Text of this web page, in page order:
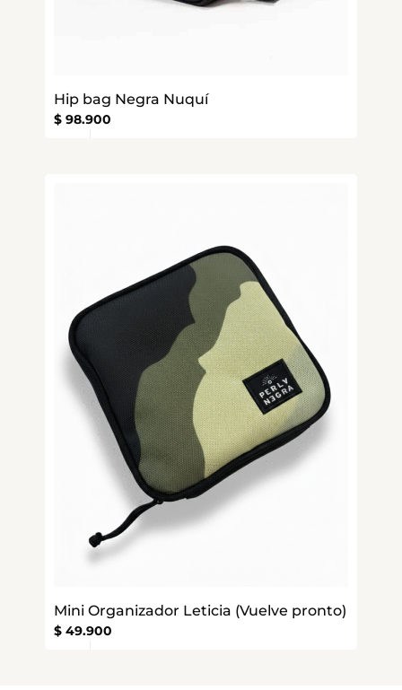
Hip bag Negra Nuquí
$ 98.900
Mini Organizador Leticia (Vuelve pronto)
$ 49.900